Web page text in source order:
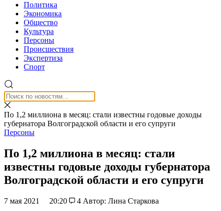
Политика
Экономика
Общество
Культура
Персоны
Происшествия
Экспертиза
Спорт
По 1,2 миллиона в месяц: стали известны годовые доходы
губернатора Волгоградской области и его супруги
Персоны
По 1,2 миллиона в месяц: стали
известны годовые доходы губернатора
Волгоградской области и его супруги
7 мая 2021 20:20 4 Автор: Лина Старкова